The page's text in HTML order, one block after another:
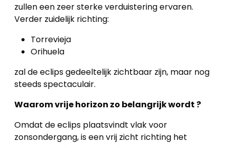
zullen een zeer sterke verduistering ervaren.
Verder zuidelijk richting:
Torrevieja
Orihuela
zal de eclips gedeeltelijk zichtbaar zijn, maar nog
steeds spectaculair.
Waarom vrije horizon zo belangrijk wordt ?
Omdat de eclips plaatsvindt vlak voor
zonsondergang, is een vrij zicht richting het